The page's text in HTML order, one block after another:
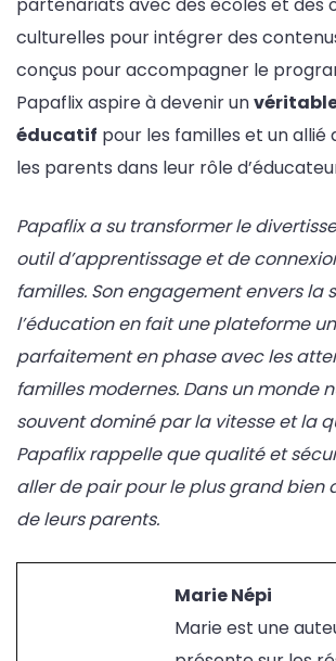
partenariats avec des écoles et des
culturelles pour intégrer des
conçus pour accompagner le
Papaflix aspire à devenir un
éducatif pour les familles et un allié
les parents dans leur rôle
Papaflix a su transformer le
outil d’apprentissage et de
familles. Son engagement envers la
l’éducation en fait une plateforme
parfaitement en phase avec les
familles modernes. Dans un monde
souvent dominé par la vitesse et la
Papaflix rappelle que qualité et
aller de pair pour le plus grand bien
de leurs parents.
Marie Népi
Marie est une